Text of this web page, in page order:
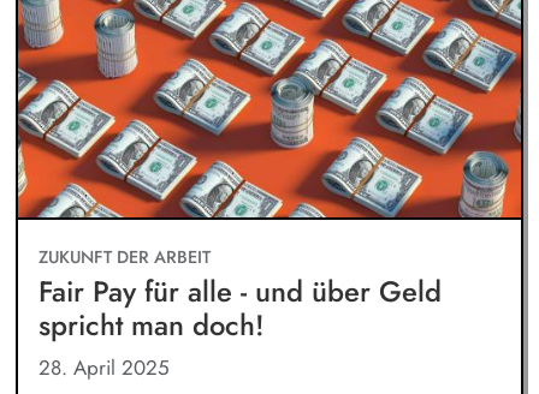
ZUKUNFT DER ARBEIT
Fair Pay für alle - und über Geld
spricht man doch!
28. April 2025